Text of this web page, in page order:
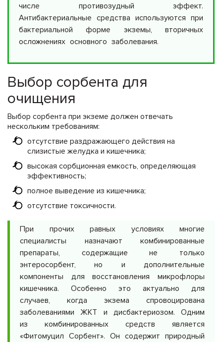
числе противозудный эффект.
Антибактериальные средства используются при
бактериальной форме экземы, вторичных
осложнениях основного заболевания.
Выбор сорбента для
очищения
Выбор сорбента при экземе должен отвечать
нескольким требованиям:
отсутствие раздражающего действия на
слизистые желудка и кишечника;
высокая сорбционная емкость, определяющая
эффективность;
полное выведение из кишечника;
отсутствие токсичности.
При прочих равных условиях многие
специалисты назначают комбинированные
препараты, содержащие не только
энтеросорбент, но и дополнительные
компоненты для восстановления микрофлоры
кишечника. Особенно это актуально для
случаев, когда экзема спровоцирована
заболеваниями ЖКТ и дисбактериозом. Одним
из комбинированных средств является
«Фитомуцил Сорбент». Он содержит природный